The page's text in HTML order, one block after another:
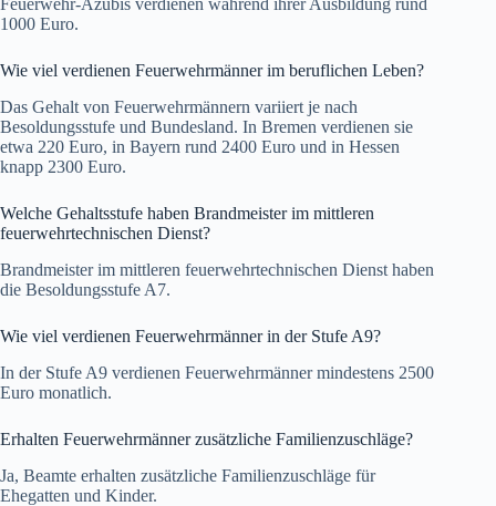
Feuerwehr-Azubis verdienen während ihrer Ausbildung rund
1000 Euro.
Wie viel verdienen Feuerwehrmänner im beruflichen Leben?
Das Gehalt von Feuerwehrmännern variiert je nach
Besoldungsstufe und Bundesland. In Bremen verdienen sie
etwa 220 Euro, in Bayern rund 2400 Euro und in Hessen
knapp 2300 Euro.
Welche Gehaltsstufe haben Brandmeister im mittleren
feuerwehrtechnischen Dienst?
Brandmeister im mittleren feuerwehrtechnischen Dienst haben
die Besoldungsstufe A7.
Wie viel verdienen Feuerwehrmänner in der Stufe A9?
In der Stufe A9 verdienen Feuerwehrmänner mindestens 2500
Euro monatlich.
Erhalten Feuerwehrmänner zusätzliche Familienzuschläge?
Ja, Beamte erhalten zusätzliche Familienzuschläge für
Ehegatten und Kinder.